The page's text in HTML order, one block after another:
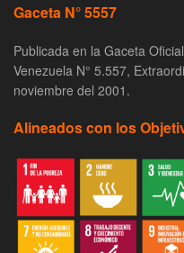
Gaceta N° 5557
Publicada en la Gaceta
Venezuela N° 5.557,
noviembre del 2001.
Alineados con los